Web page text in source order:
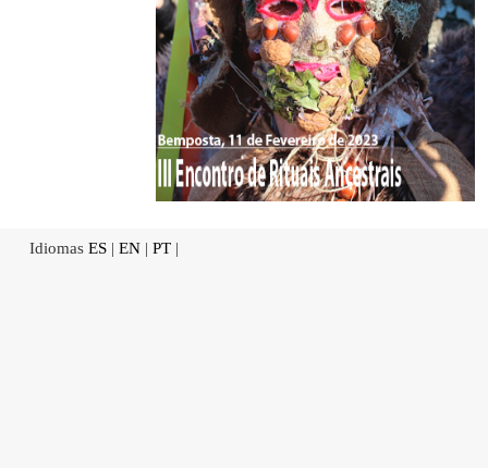
Idiomas ES | EN | PT |